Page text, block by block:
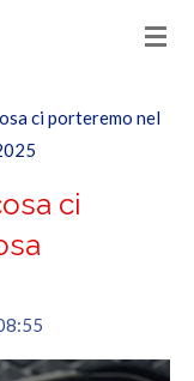
ci porteremo nel
ci